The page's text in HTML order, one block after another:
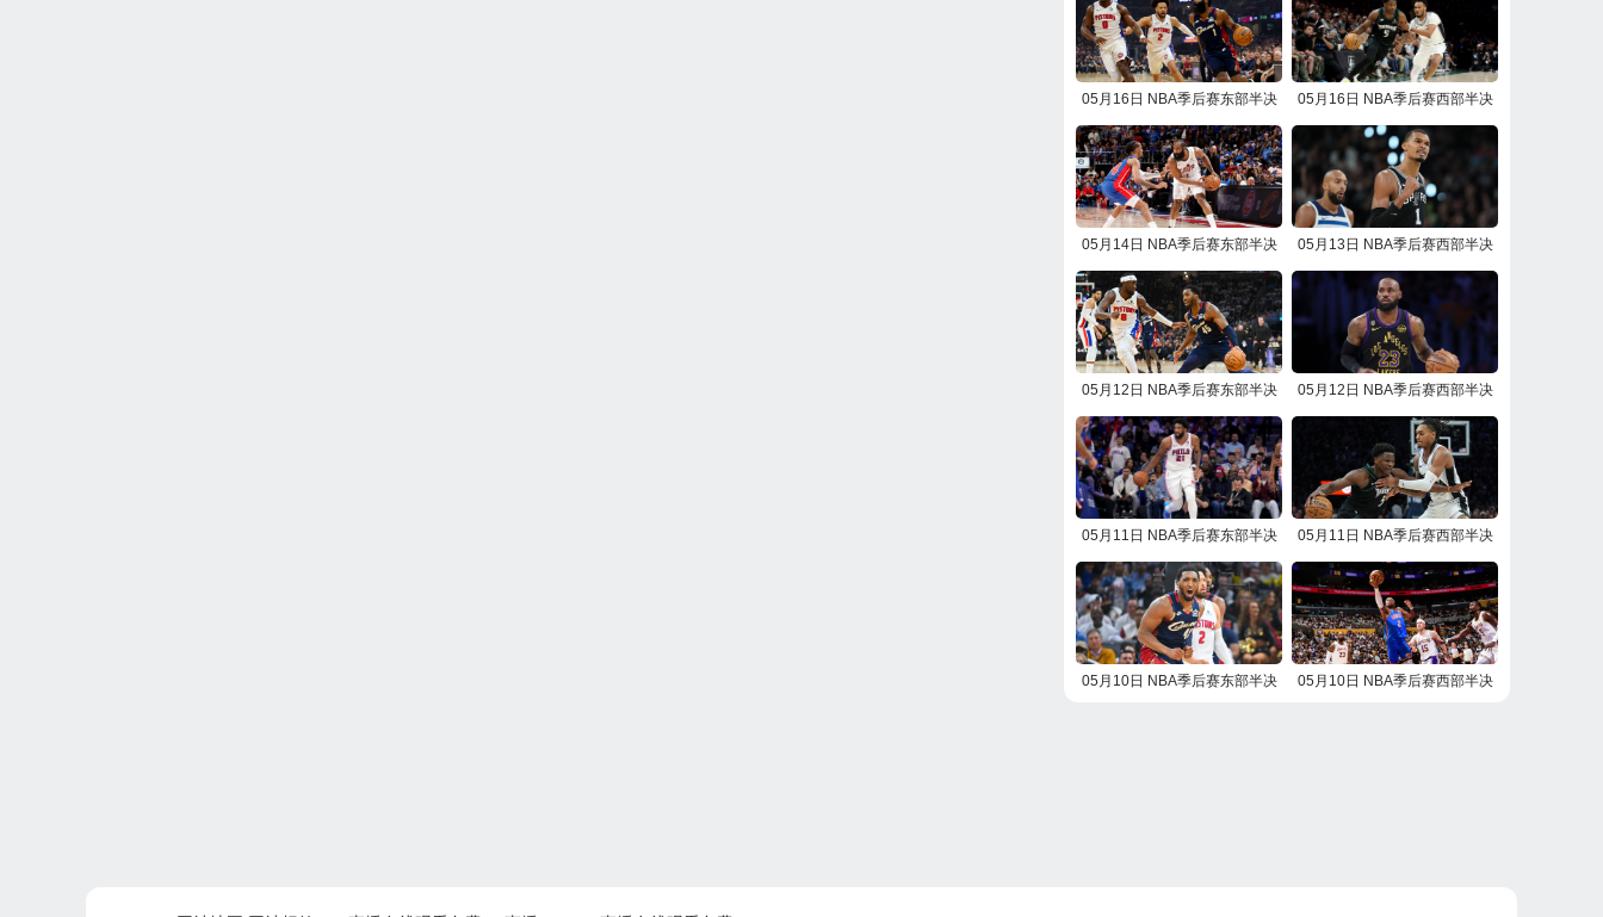
05月16日 NBA季后赛东部半决
05月16日 NBA季后赛西部半决
放
05月14日 NBA季后赛东部半决
05月13日 NBA季后赛西部半决
放
05月12日 NBA季后赛东部半决
05月12日 NBA季后赛西部半决
05月11日 NBA季后赛东部半决
放
05月11日 NBA季后赛西部半决
放
05月10日 NBA季后赛东部半决
05月10日 NBA季后赛西部半决